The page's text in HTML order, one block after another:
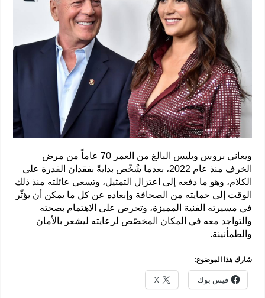
ويعاني بروس ويليس البالغ من العمر 70 عاماً من مرض
الخرف منذ عام 2022، بعدما شُخّص بدايةً بفقدان القدرة على
الكلام، وهو ما دفعه إلى اعتزال التمثيل، وتسعى عائلته منذ ذلك
الوقت إلى حمايته من الصحافة وإبعاده عن كل ما يمكن أن يؤثّر
في مسيرته الفنية المميزة، وتحرص على الاهتمام بصحته
والتواجد معه في المكان المخصّص لرعايته ليشعر بالأمان
والطمأنينة.
شارك هذا الموضوع:
فيس بوك X